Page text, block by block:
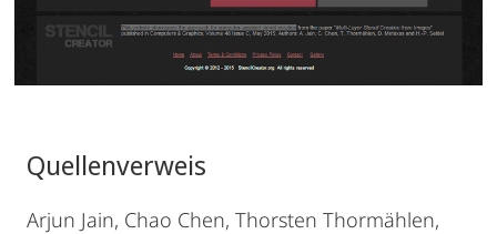
Quellenverweis
Arjun Jain, Chao Chen, Thorsten Thormählen,